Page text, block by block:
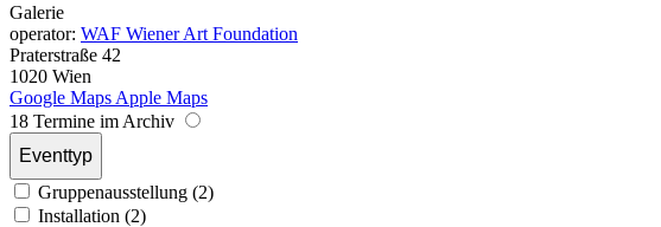
Galerie
operator: WAF Wiener Art Foundation
Praterstraße 42
1020 Wien
Google Maps Apple Maps
18 Termine im Archiv
Eventtyp
Gruppenausstellung (2)
Installation (2)